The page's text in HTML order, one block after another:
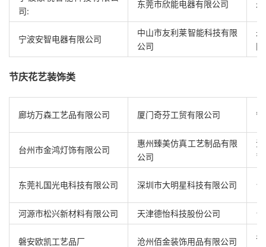
司:
东莞市欣能电器有限公司 永
宁波安智电器有限公司
中山市友利莱智能科技有限
公司
永
节庆花艺装饰类
廊坊万森工艺品有限公司 厦门奇芬工贸有限公司
台州市金鸿灯饰有限公司
惠州臻美仿真工艺制品有限
公司
江
司
东莞礼国光电科技有限公司 深圳市大明星科技有限公司
河源市松兴新材料有限公司 天津德怡科技股份公司
磐安欧凯工艺品厂 沧州佰金装饰用品有限公司